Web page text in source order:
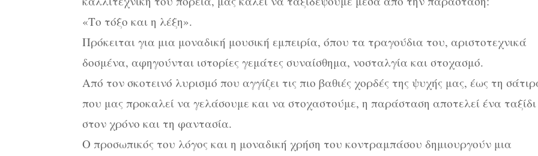
«Το τόξο και η λέξη».
Πρόκειται για μια μοναδική μουσική εμπειρία, όπου τα τραγούδια του, αριστοτεχνικά
δοσμένα, αφηγούνται ιστορίες γεμάτες συναίσθημα, νοσταλγία και στοχασμό.
Από τον σκοτεινό λυρισμό που αγγίζει τις πιο βαθιές χορδές της ψυχής μας, έως τη
που μας προκαλεί να γελάσουμε και να στοχαστούμε, η παράσταση αποτελεί ένα ταξίδι
στον χρόνο και τη φαντασία.
Ο προσωπικός του λόγος και η μοναδική χρήση του κοντραμπάσου δημιουργούν μια